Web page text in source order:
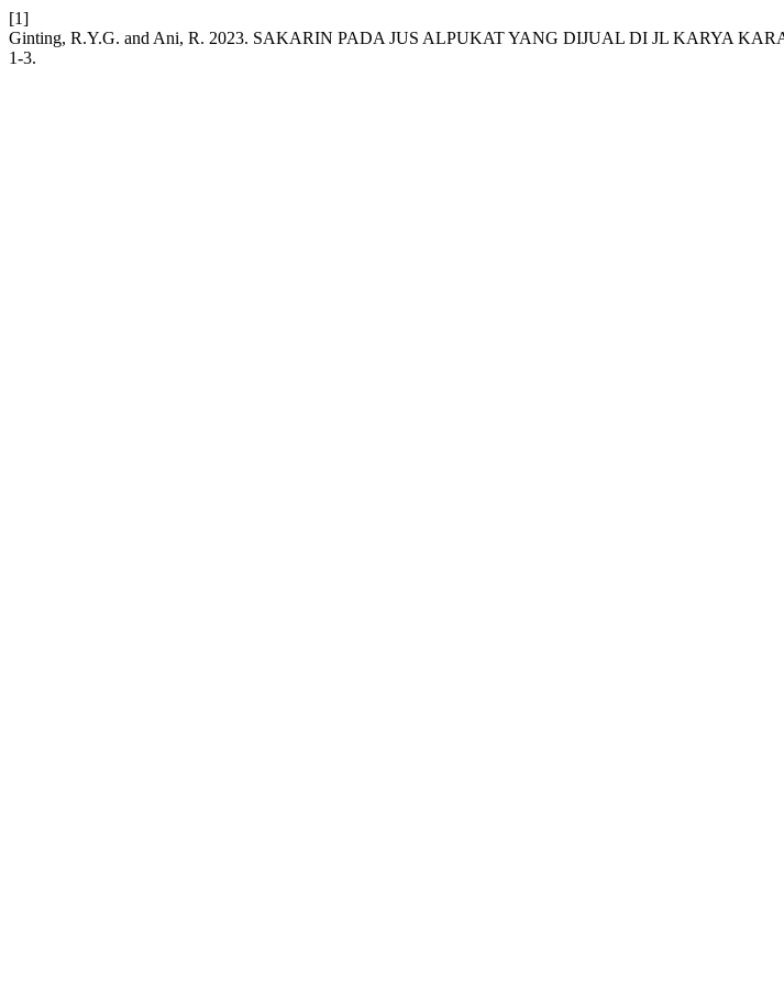
[1]
Ginting, R.Y.G. and Ani, R. 2023. SAKARIN PADA JUS ALPUKAT YANG DIJUAL DI JL KARYA
1-3.